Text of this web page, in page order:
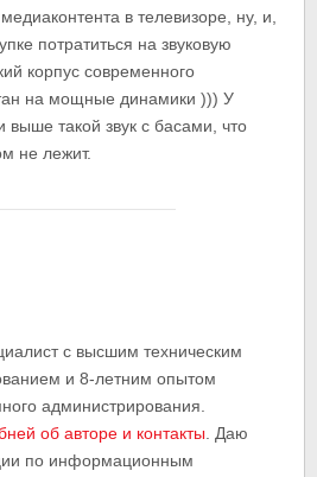
в телевизоре, ну, и,
потратиться на звуковую
корпус современного
на мощные динамики ))) У
выше такой звук с басами, что
не лежит.
с высшим техническим
и 8-летним опытом
администрирования.
об авторе и контакты . Даю
по информационным